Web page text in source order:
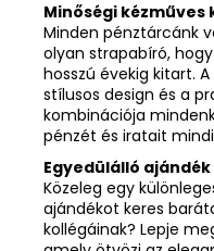
Minőségi kézműves
Minden pénztárcánk
olyan strapabíró,
hosszú évekig kitart.
stílusos design és a
kombinációja
pénzét és iratait
Egyedülálló ajándék
Közeleg egy
ajándékot keres
kollégáinak? Lepje